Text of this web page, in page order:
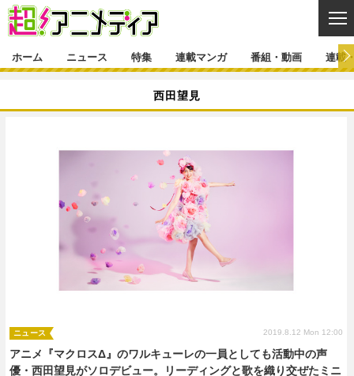
ゲーム・アプリ マンガ
グッズ
舞台
インタビュー
ラキりす
連載マンガ一覧
番組・動画一覧
動画
連載・ブログ
連載・ブログ一覧
編集部ブログ・お知らせ
ホーム ニュース 特集 連載マンガ 番組・動画 連載
西田望見
アニメ『マクロスΔ』のワルキューレの一員としても活動中の声
優・西田望見がソロデビュー。リーディングと歌を織り交ぜたミニ
ニュース 2019.8.12 Mon 12:00